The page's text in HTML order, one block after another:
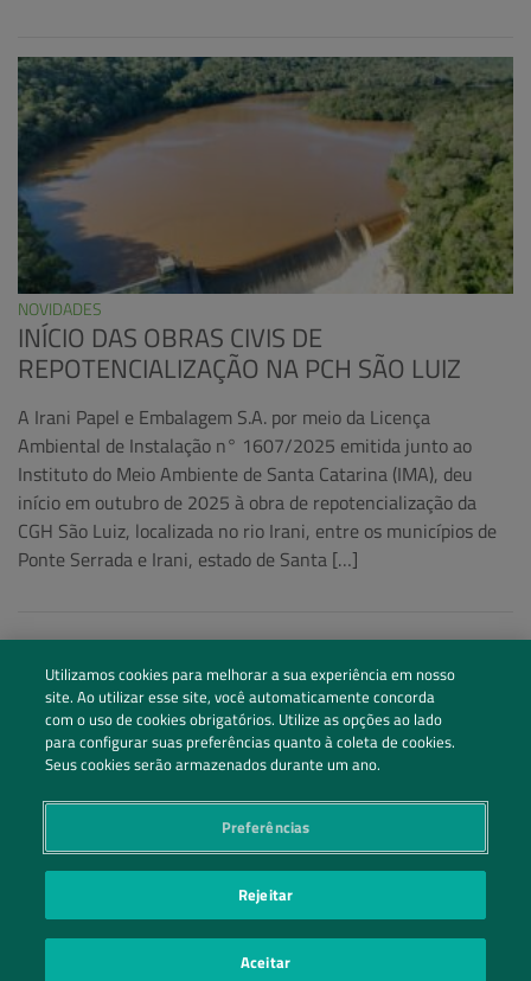
NOVIDADES
INÍCIO DAS OBRAS CIVIS DE
REPOTENCIALIZAÇÃO NA PCH SÃO LUIZ
A Irani Papel e Embalagem S.A. por meio da Licença
Ambiental de Instalação n° 1607/2025 emitida junto ao
Instituto do Meio Ambiente de Santa Catarina (IMA), deu
início em outubro de 2025 à obra de repotencialização da
CGH São Luiz, localizada no rio Irani, entre os municípios de
Ponte Serrada e Irani, estado de Santa […]
Siga nossas redes sociais
Entre em Contato
PREFERÊNCIAS DE PRIVACIDADE
Utilizamos cookies para melhorar a sua experiência em nosso
site. Ao utilizar esse site, você automaticamente concorda
com o uso de cookies obrigatórios. Utilize as opções ao lado
para configurar suas preferências quanto à coleta de cookies.
Seus cookies serão armazenados durante um ano.
Preferências
Rejeitar
Aceitar